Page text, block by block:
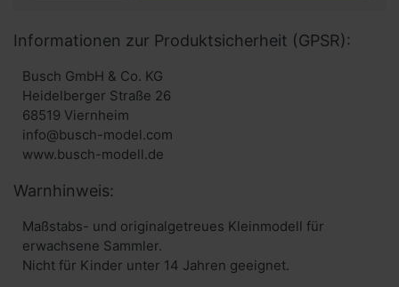
Informationen zur Produktsicherheit (GPSR):
Busch GmbH & Co. KG
Heidelberger Straße 26
68519 Viernheim
info@busch-model.com
www.busch-modell.de
Warnhinweis:
Maßstabs- und originalgetreues Kleinmodell für
erwachsene Sammler.
Nicht für Kinder unter 14 Jahren geeignet.